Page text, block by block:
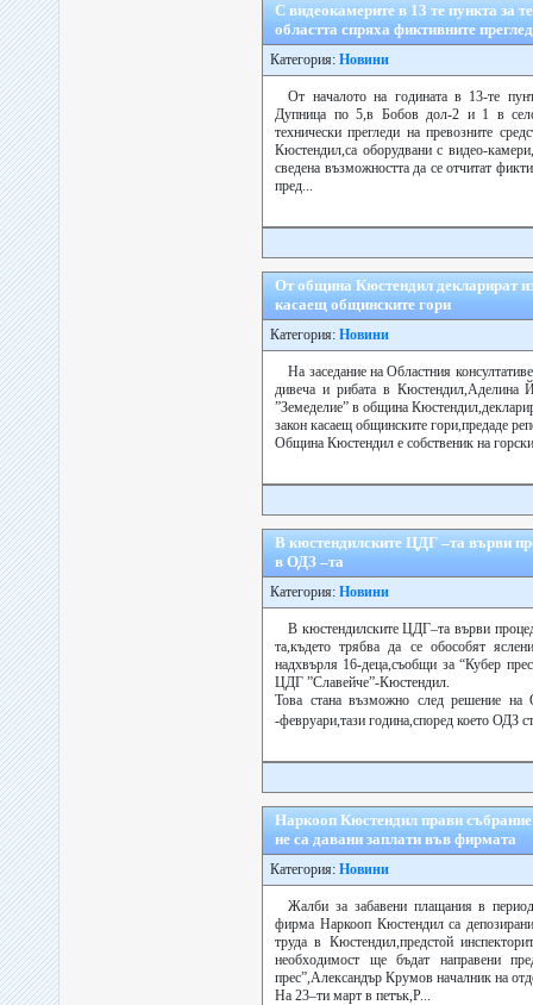
С видеокамерите в 13 те пункта за
областта спряха фиктивните
Категория: Новини
От началото на годината в 13-те
Дупница по 5,в Бобов дол-2 и 1 в
технически прегледи на превозните
Кюстендил,са оборудвани с видео-
сведена възможността да се отчитат
пред...
От община Кюстендил декларират
касаещ общинските гори
Категория: Новини
На заседание на Областния
дивеча и рибата в Кюстендил,Аделина
”Земеделие” в община
закон касаещ общинските гори,предаде
Община Кюстендил е собственик на
В кюстендилските ЦДГ –та върви
в ОДЗ –та
Категория: Новини
В кюстендилските ЦДГ–та върви
та,където трябва да се обособят
надхвърля 16-деца,съобщи за “Кубер
ЦДГ ”Славейче”-Кюстендил.
Това стана възможно след решение
-февруари,тази година,според което ОДЗ
Наркооп Кюстендил прави
не са давани заплати във фирмата
Категория: Новини
Жалби за забавени плащания в
фирма Наркооп Кюстендил са
труда в Кюстендил,предстой
необходимост ще бъдат направени
прес”,Александър Крумов началник на
На 23–ти март в петък,Р...